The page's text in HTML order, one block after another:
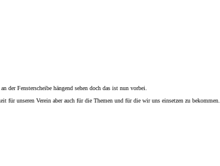
der Fensterscheibe hängend sehen doch das ist nun vorbei.
für unseren Verein aber auch für die Themen und für die wir uns einsetzen zu bekommen.